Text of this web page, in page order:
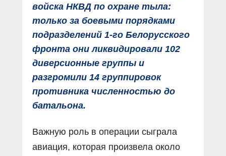
войска НКВД по охране тыла:
только за боевыми порядками
подразделений 1-го Белорусского
фронта они ликвидировали 102
диверсионные группы и
разгромили 14 группировок
противника численностью до
батальона.
Важную роль в операции сыграла
авиация, которая произвела около